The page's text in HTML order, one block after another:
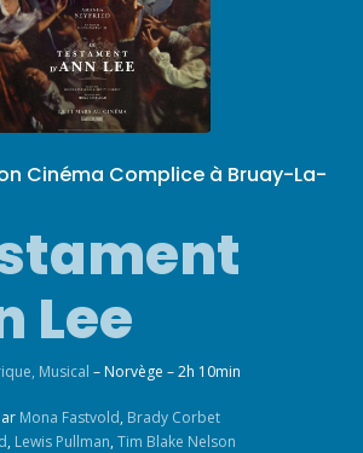
Cinéma Complice à Bruay-La-
Lee
, Musical – Norvège – 2h 10min
Mona Fastvold, Brady Corbet
, Lewis Pullman,Tim Blake Nelson